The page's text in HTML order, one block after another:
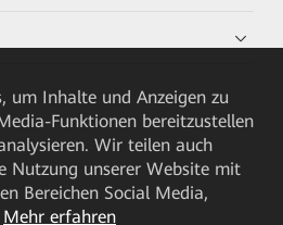
um Inhalte und Anzeigen zu
Funktionen bereitzustellen
Wir teilen auch
Nutzung unserer Website mit
Bereichen Social Media,
Mehr erfahren